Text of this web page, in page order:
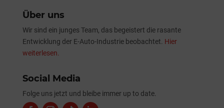
Über uns
Wir sind ein junges Team, das begeistert die rasante
Entwicklung der E-Auto-Industrie beobachtet. Hier
weiterlesen.
Social Media
Folge uns jetzt und bleibe immer up to date.